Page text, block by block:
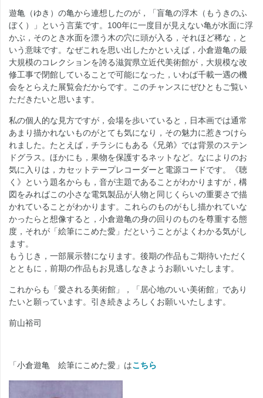
遊亀（ゆき）の亀から連想したのが，「盲亀の浮木（もうきのふ
ぼく）」という言葉です。100年に一度目が見えない亀が水面に浮
かぶ，そのとき水面を漂う木の穴に頭が入る，それほど稀な，と
いう意味です。なぜこれを思い出したかといえば，小倉遊亀の最
大規模のコレクションを誇る滋賀県立近代美術館が，大規模な改
修工事で閉館していることで可能になった，いわば千載一遇の機
会をとらえた展覧会だからです。このチャンスにぜひともご覧い
ただきたいと思います。
私の個人的な見方ですが，会場を歩いていると，日本画では通常
あまり描かれないものがとても気になり，その魅力に惹きつけら
れました。たとえば，チラシにもある《兄弟》では背景のステン
ドグラス。ほかにも，果物を保護するネットなど。なによりのお
気に入りは，カセットテープレコーダーと電源コードです。《聴
く》という題名からも，音が主題であることがわかりますが，構
図をみればこの小さな電気製品が人物と同じくらいの重要さで描
かれていることがわかります。これらのものがもし描かれていな
かったらと想像すると，小倉遊亀の身の回りのものを尊重する態
度，それが「絵筆にこめた愛」だということがよくわかる気がし
ます。
もうじき，一部展示替になります。後期の作品もご期待いただく
とともに，前期の作品もお見逃しなきようお願いいたします。
これからも「愛される美術館」，「居心地のいい美術館」であり
たいと願っています。引き続きよろしくお願いいたします。
前山裕司
「小倉遊亀 絵筆にこめた愛」はこちら